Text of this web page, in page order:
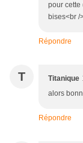
pour cette
bises<br /
Répondre
T Titanique
alors
Répondre